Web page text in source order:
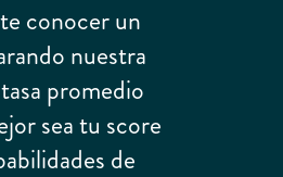
conocer un
nuestra
promedio
sea tu score
de